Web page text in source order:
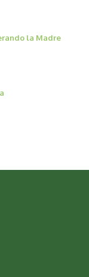
la Madre